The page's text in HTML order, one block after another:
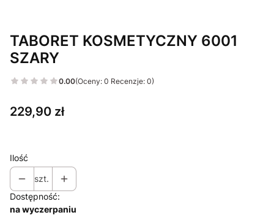
TABORET KOSMETYCZNY 6001
SZARY
0.00(Oceny: 0 Recenzje: 0)
Cena
229,90 zł
Ilość
szt.
Dostępność:
na wyczerpaniu